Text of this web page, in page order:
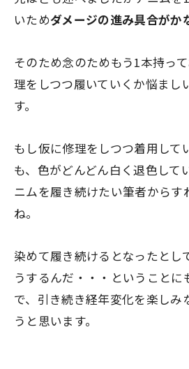
いためダメージの進み具合がか
そのため念のためもう1本持っ
理をしつつ履いていくか悩まし
す。
もし仮に修理をしつつ着用して
も、色がどんどん白く退色して
ニムを履き続けたい筆者からす
ね。
染めて履き続けるとなったとし
うするんだ・・・ということに
で、引き続き経年変化を楽しみ
うと思います。